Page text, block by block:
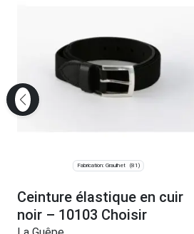
Fabrication: Graulhet (81)
Ceinture élastique en cuir
noir – 10103 Choisir